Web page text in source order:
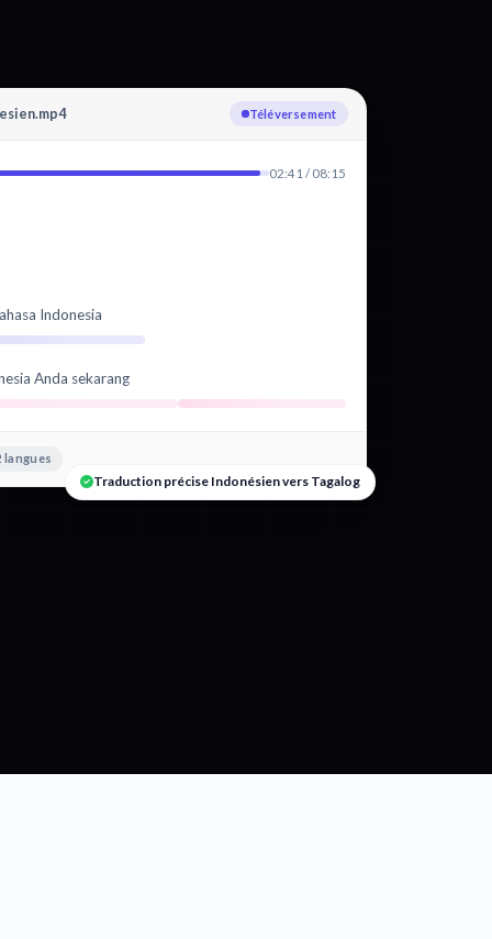
Transcription : Indonésien
02:41 / 08:15
Indonesia
Anda sekarang
langues
Traduction précise Indonésien vers Tagalog